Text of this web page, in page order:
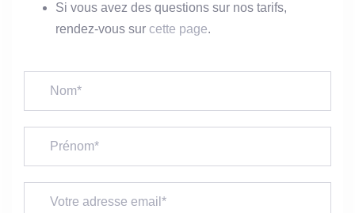
Si vous avez des questions sur nos tarifs,
rendez-vous sur cette page.